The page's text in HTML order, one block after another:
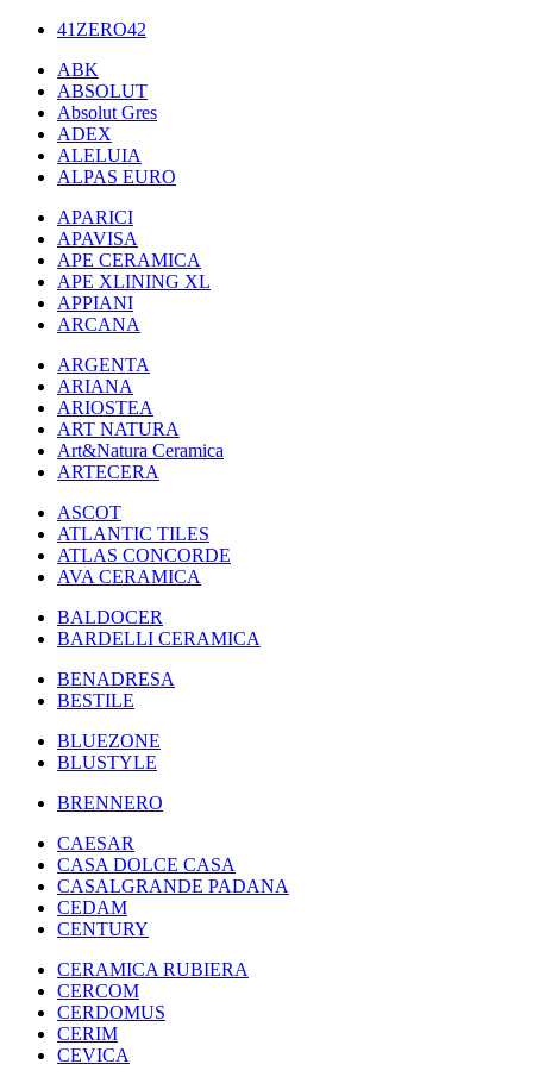
41ZERO42
ABK
ABSOLUT
Absolut Gres
ADEX
ALELUIA
ALPAS EURO
APARICI
APAVISA
APE CERAMICA
APE XLINING XL
APPIANI
ARCANA
ARGENTA
ARIANA
ARIOSTEA
ART NATURA
Art&Natura Ceramica
ARTECERA
ASCOT
ATLANTIC TILES
ATLAS CONCORDE
AVA CERAMICA
BALDOCER
BARDELLI CERAMICA
BENADRESA
BESTILE
BLUEZONE
BLUSTYLE
BRENNERO
CAESAR
CASA DOLCE CASA
CASALGRANDE PADANA
CEDAM
CENTURY
CERAMICA RUBIERA
CERCOM
CERDOMUS
CERIM
CEVICA